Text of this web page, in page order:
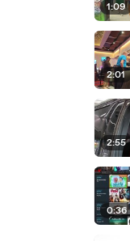
1:09
2:01
2:55
0:36